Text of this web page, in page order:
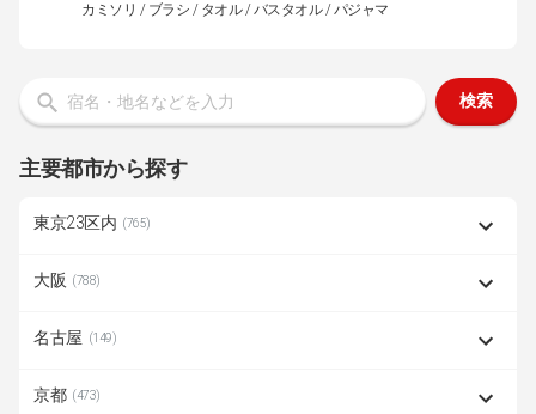
カミソリ / ブラシ / タオル / バスタオル / パジャマ
検索
主要都市から探す
東京23区内 (765)
大阪 (788)
名古屋 (149)
京都 (473)